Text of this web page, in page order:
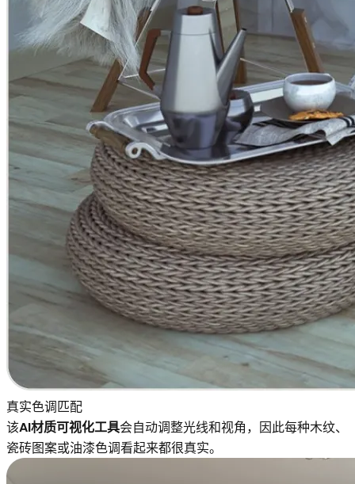
真实色调匹配
该AI材质可视化工具会自动调整光线和视角，因此每种木纹、
瓷砖图案或油漆色调看起来都很真实。